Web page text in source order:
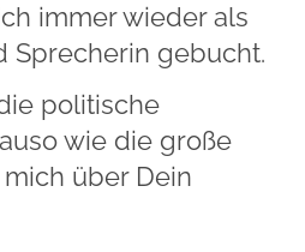
immer wieder als
Sprecherin gebucht.
politische
wie die große
über Dein